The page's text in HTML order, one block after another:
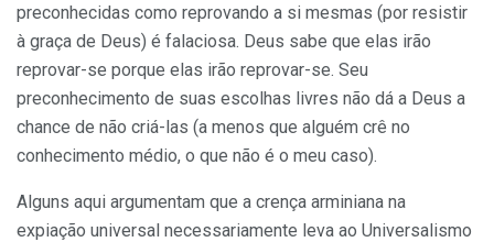
preconhecidas como reprovando a si mesmas (por resistir
à graça de Deus) é falaciosa. Deus sabe que elas irão
reprovar-se porque elas irão reprovar-se. Seu
preconhecimento de suas escolhas livres não dá a Deus a
chance de não criá-las (a menos que alguém crê no
conhecimento médio, o que não é o meu caso).
Alguns aqui argumentam que a crença arminiana na
expiação universal necessariamente leva ao Universalismo